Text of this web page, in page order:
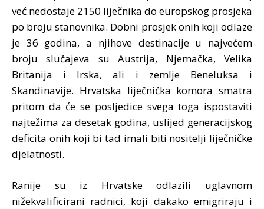
već nedostaje 2150 liječnika do europskog prosjeka
po broju stanovnika. Dobni prosjek onih koji odlaze
je 36 godina, a njihove destinacije u najvećem
broju slučajeva su Austrija, Njemačka, Velika
Britanija i Irska, ali i zemlje Beneluksa i
Skandinavije. Hrvatska liječnička komora smatra
pritom da će se posljedice svega toga ispostaviti
najtežima za desetak godina, uslijed generacijskog
deficita onih koji bi tad imali biti nositelji liječničke
djelatnosti.
Ranije su iz Hrvatske odlazili uglavnom
nižekvalificirani radnici, koji dakako emigriraju i